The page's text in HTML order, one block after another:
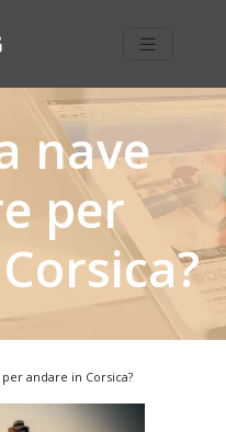
nave
per
andare in Corsica?